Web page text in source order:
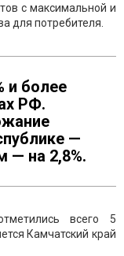
с максимальной и
для потребителя.
и более
РФ.
—
— на 2,8%.
всего 5
Камчатский край